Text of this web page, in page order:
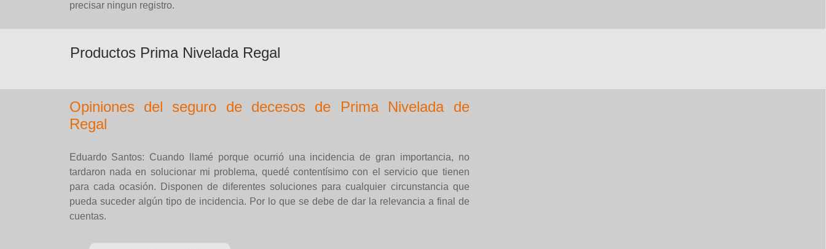
precisar ningun registro.
Productos Prima Nivelada Regal
Opiniones del seguro de decesos de Prima Nivelada de
Regal
Eduardo Santos: Cuando llamé porque ocurrió una incidencia de gran importancia, no
tardaron nada en solucionar mi problema, quedé contentísimo con el servicio que tienen
para cada ocasión. Disponen de diferentes soluciones para cualquier circunstancia que
pueda suceder algún tipo de incidencia. Por lo que se debe de dar la relevancia a final de
cuentas.